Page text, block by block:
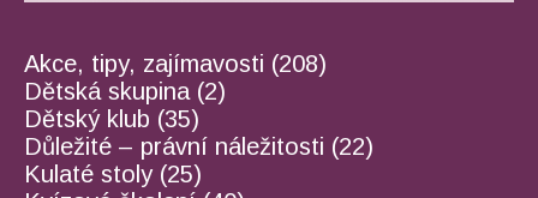
Akce, tipy, zajímavosti (208)
Dětská skupina(2)
Dětský klub (35)
Důležité – právní náležitosti (22)
Kulaté stoly(25)